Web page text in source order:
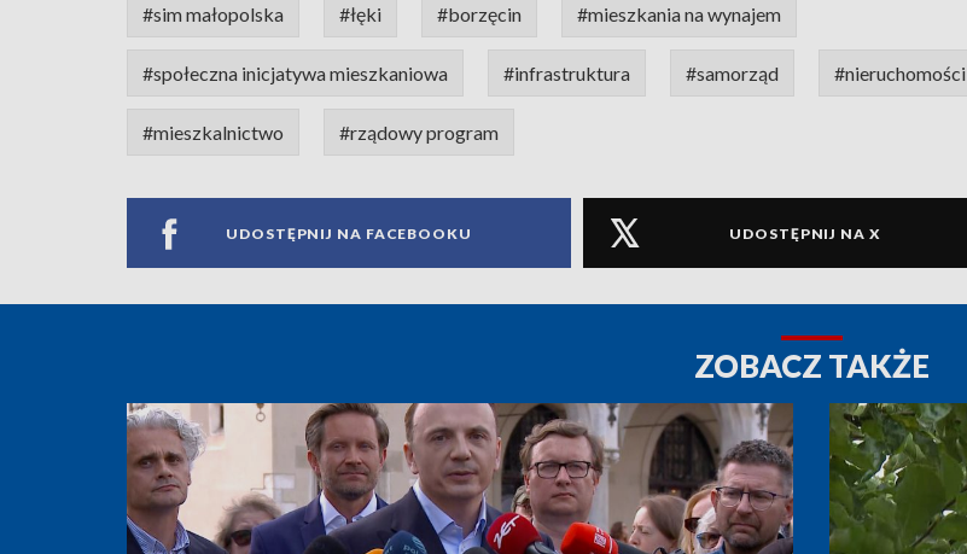
#sim małopolska #łęki #borzęcin #mieszkania na wynajem
#społeczna inicjatywa mieszkaniowa #infrastruktura #samorząd #nieruchomości
#mieszkalnictwo #rządowy program
UDOSTĘPNIJ NA FACEBOOKU UDOSTĘPNIJ NA X
ZOBACZ TAKŻE